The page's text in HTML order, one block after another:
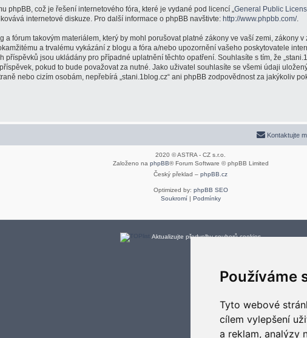
Používáme
Tyto webové
cílem vylepšení
a reklam, analýzy
phpBB, což je řešení internetového fóra, které je vydané pod licencí „ General Public
internetové diskuze. Pro další informace o phpBB navštivte: http://www.phpbb.com/.
a fórum takovým materiálem, který by mohl porušovat platné zákony ve vaší zemi, zákony
a trvalému vykázání z blogu a fóra a/nebo upozornění vašeho poskytovatele
příspěvků jsou ukládány pro případné uplatnění těchto opatření. Souhlasíte s tím, že
pokud to bude považovat za nutné. Jako uživatel souhlasíte se všemi údaji
nebo cizím osobám, nepřebírá „stani.1blog.cz“ ani phpBB zodpovědnost za jakýkoliv
Kontaktujte
2020 © ASTRA - CZ s.r.o.
Založeno na phpBB® Forum Software © phpBB Limited
Český překlad – phpBB.cz
Optimized by: phpBB SEO
Soukromí| Podmínky
Aktualizujte předvolby souborů cookies